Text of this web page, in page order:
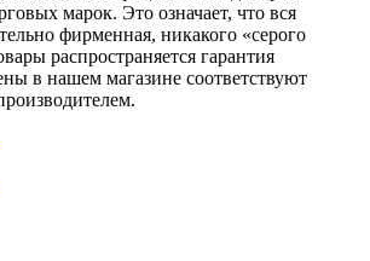
марок. Это означает, что вся
фирменная, никакого «серого
распространяется гарантия
в нашем магазине соответствуют